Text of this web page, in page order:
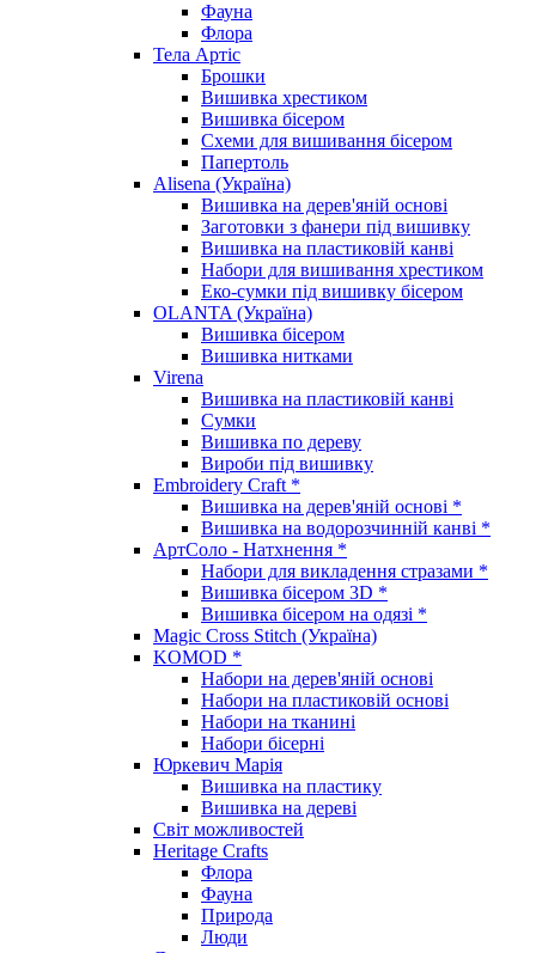
Фауна
Флора
Тела Артіс
Брошки
Вишивка хрестиком
Вишивка бісером
Схеми для вишивання бісером
Папертоль
Alisena (Україна)
Вишивка на дерев'яній основі
Заготовки з фанери під вишивку
Вишивка на пластиковій канві
Набори для вишивання хрестиком
Еко-сумки під вишивку бісером
OLANTA (Україна)
Вишивка бісером
Вишивка нитками
Virena
Вишивка на пластиковій канві
Сумки
Вишивка по дереву
Вироби під вишивку
Embroidery Craft *
Вишивка на дерев'яній основі *
Вишивка на водорозчинній канві *
АртСоло - Натхнення *
Набори для викладення стразами *
Вишивка бісером 3D *
Вишивка бісером на одязі *
Magic Cross Stitch (Україна)
KOMOD *
Набори на дерев'яній основі
Набори на пластиковій основі
Набори на тканині
Набори бісерні
Юркевич Марія
Вишивка на пластику
Вишивка на дереві
Світ можливостей
Heritage Crafts
Флора
Фауна
Природа
Люди